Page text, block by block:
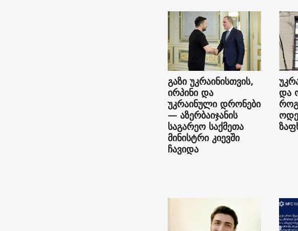
გაზი უკრაინისთვის,
ირპინი და
უკრაინული დრონები
— აზერბაიჯანის
საგარეო საქმეთა
მინისტრი კიევში
ჩავიდა
და